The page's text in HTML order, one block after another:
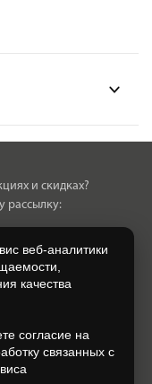
и скидках?
рассылку:
моих
в
веб-аналитики
качества
согласие на
связанных с